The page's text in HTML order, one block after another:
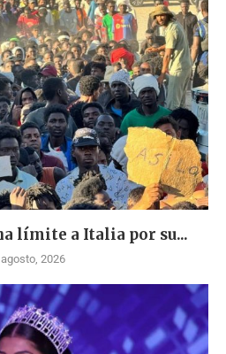
límite a Italia por su...
2026